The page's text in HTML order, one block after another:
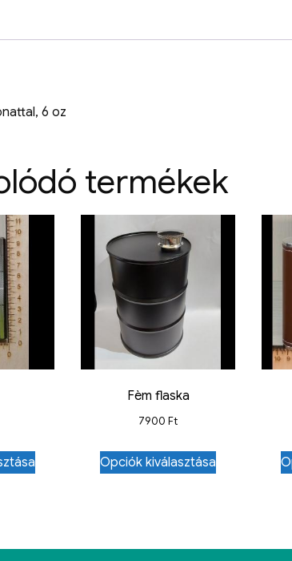
6 oz
termékek
Fèm flaska
7900Ft
Opciók kiválasztása